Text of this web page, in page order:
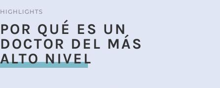
HIGHLIGHTS
POR QUÉ ES UN
DOCTOR DEL MÁS
ALTO NIVEL